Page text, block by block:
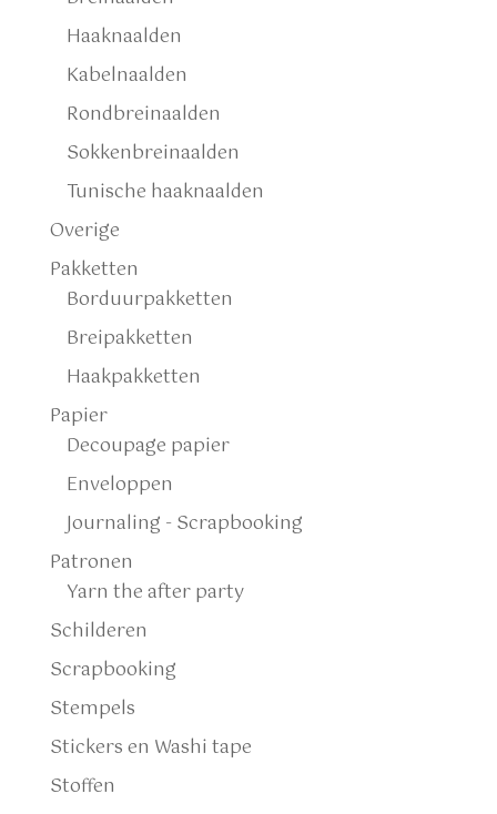
Haaknaalden
Kabelnaalden
Rondbreinaalden
Sokkenbreinaalden
Tunische haaknaalden
Overige
Pakketten
Borduurpakketten
Breipakketten
Haakpakketten
Papier
Decoupage papier
Enveloppen
Journaling - Scrapbooking
Patronen
Yarn the after party
Schilderen
Scrapbooking
Stempels
Stickers en Washi tape
Stoffen